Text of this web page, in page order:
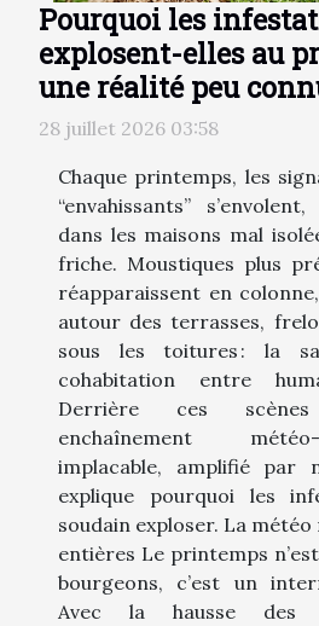
Pourquoi les
explosent-elles au
une réalité peu
28 juillet 2026 03:58
Chaque printemps, les
“envahissants”
dans les maisons mal
friche. Moustiques plus
réapparaissent en
autour des terrasses,
sous les toitures : la
cohabitation entre
Derrière ces
enchaînement
implacable, amplifié par
explique pourquoi les
soudain exploser. La
entières Le printemps
bourgeons, c’est un
Avec la hausse des